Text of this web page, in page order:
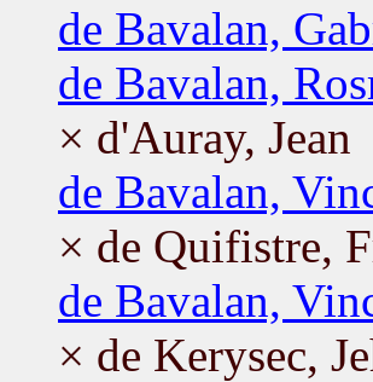
de Bavalan,
de Bavalan,
× d'Auray, Jean
de Bavalan,
× de Quifistre,
de Bavalan,
× de Kerysec,